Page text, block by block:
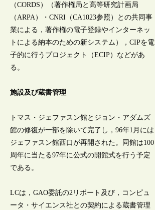
（CORDS）（著作権局と高等研究計画局
（ARPA）・CNRI（CA1023参照）との共同事
業による，著作権の電子登録やインターネッ
トによる納本のための新システム），CIPを電
子的に行うプロジェクト（ECIP）などがあ
る。
施設及び蔵書管理
トマス・ジェファスン館とジョン・アダムズ
館の修復が一部を除いて完了し，96年1月には
ジェファスン館西口が再開された。同館は100
周年に当たる97年に公式の開館式を行う予定
である。
LCは，GAO委託の2リポート及び，コンピュ
ータ・サイエンス社との契約による蔵書管理